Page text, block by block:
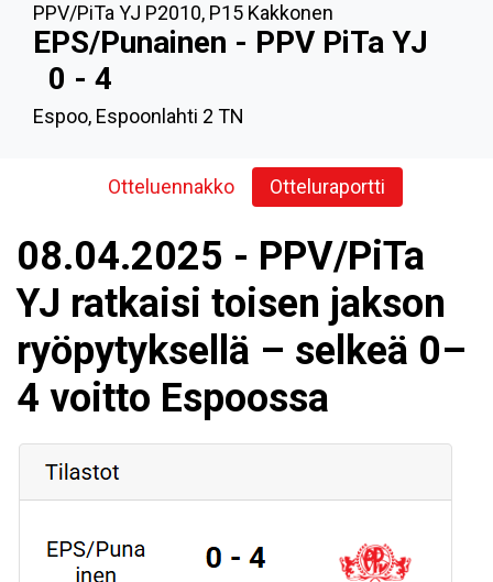
PPV/PiTa YJ P2010, P15 Kakkonen
EPS/Punainen - PPV PiTa YJ
0 - 4
Espoo, Espoonlahti 2 TN
Otteluennakko Otteluraportti
08.04.2025 - PPV/PiTa
YJ ratkaisi toisen jakson
ryöpytyksellä – selkeä 0–
4 voitto Espoossa